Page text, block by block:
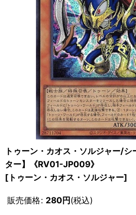
トゥーン・カオス・ソルジャー/シ
ター】《RV01-JP009》
[ トゥーン・カオス・ソルジャー]
販売価格: 280円(税込)